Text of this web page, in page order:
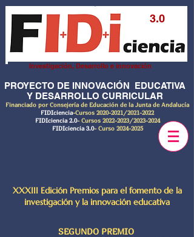
3.0
Investigación, Desarrollo e innovación
PROYECTO DE INNOVACIÓN EDUCATIVA
Y DESARROLLO CURRICULAR
Financiado por Consejería de Educación de la Junta de Andalucía
FIDIciencia-Cursos 2020-2021 /2021-2022
FIDIciencia 2.0- Cursos 2022-2023/2023-2024
FIDIciencia 3.0- Curso 2024-2025
XXXIII Edición Premios para el fomento de la
investigación y la innovación educativa
SEGUNDO PREMIO